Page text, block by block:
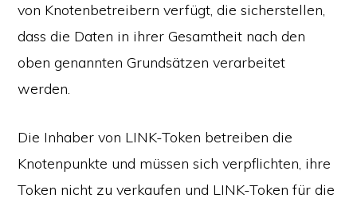
von Knotenbetreibern verfügt, die sicherstellen,
dass die Daten in ihrer Gesamtheit nach den
oben genannten Grundsätzen verarbeitet
werden.
Die Inhaber von LINK-Token betreiben die
Knotenpunkte und müssen sich verpflichten, ihre
Token nicht zu verkaufen und LINK-Token für die